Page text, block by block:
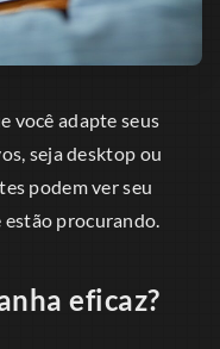
você adapte seus
seja desktop ou
podem ver seu
estão procurando.
eficaz?